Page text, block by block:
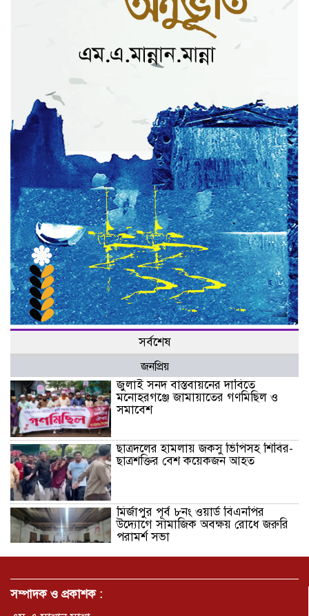
সর্বশেষ
জনপ্রিয়
জুলাই সনদ বাস্তবায়নের দাবিতে
মনোহরগঞ্জে জামায়াতের গণমিছিল ও
সমাবেশ
ছাত্রদলের হামলায় জকসু ভিপিসহ শিবির-
ছাত্রশক্তির বেশ কয়েকজন আহত
মির্জাপুর পূর্ব ৮নং ওয়ার্ড বিএনপির
উদ্যোগে সামাজিক অবক্ষয় রোধে জরুরি
পরামর্শ সভা
ভ্রমণ কাহিনী: পদ্মা পারে আনন্দ ভ্রমণ –
সম্পাদক ও প্রকাশক :